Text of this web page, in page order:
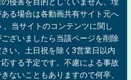
る場合は各動画共有サイト元へ
。当サイトのコンテンツに関し
ざいましたら当該ページを削除
い。土日祝を除く3営業日以内
する予定です。不慮による事故
ないこともありますので何卒、